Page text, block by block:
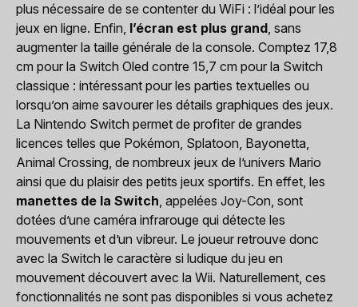
plus nécessaire de se contenter du WiFi : l’idéal pour les
jeux en ligne. Enfin, l’écran est plus grand, sans
augmenter la taille générale de la console. Comptez 17,8
cm pour la Switch Oled contre 15,7 cm pour la Switch
classique : intéressant pour les parties textuelles ou
lorsqu’on aime savourer les détails graphiques des jeux.
La Nintendo Switch permet de profiter de grandes
licences telles que Pokémon, Splatoon, Bayonetta,
Animal Crossing, de nombreux jeux de l’univers Mario
ainsi que du plaisir des petits jeux sportifs. En effet, les
manettes de la Switch, appelées Joy-Con, sont
dotées d’une caméra infrarouge qui détecte les
mouvements et d’un vibreur. Le joueur retrouve donc
avec la Switch le caractère si ludique du jeu en
mouvement découvert avec la Wii. Naturellement, ces
fonctionnalités ne sont pas disponibles si vous achetez